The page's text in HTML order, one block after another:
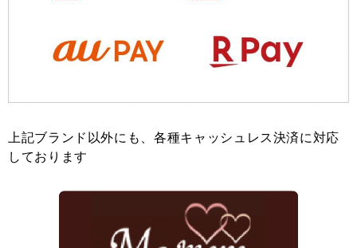
上記ブランド以外にも、各種キャッシュレス決済に対応
しております